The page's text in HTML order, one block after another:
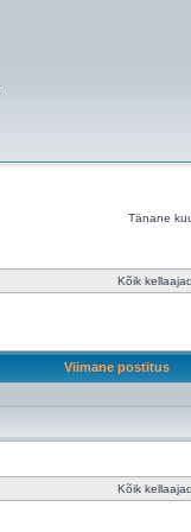
Tänane
Kõik
Viimane postitus
Kõik